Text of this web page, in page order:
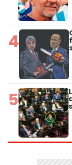
4
5